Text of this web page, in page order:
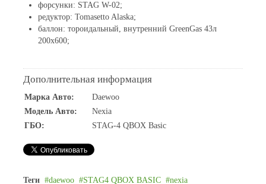
форсунки: STAG W-02;
редуктор: Tomasetto Alaska;
баллон: тороидальный, внутренний GreenGas 43л
200х600;
Дополнительная информация
Марка Авто:
Daewoo
Модель Авто:
Nexia
ГБО:
STAG-4 QBOX Basic
Теги daewoo STAG4 QBOX BASIC nexia